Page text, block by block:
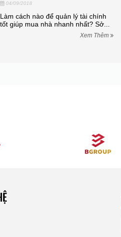
04/09/2018
Làm cách nào để quản lý tài chính
tốt giúp mua nhà nhanh nhất? Sở...
Xem Thêm